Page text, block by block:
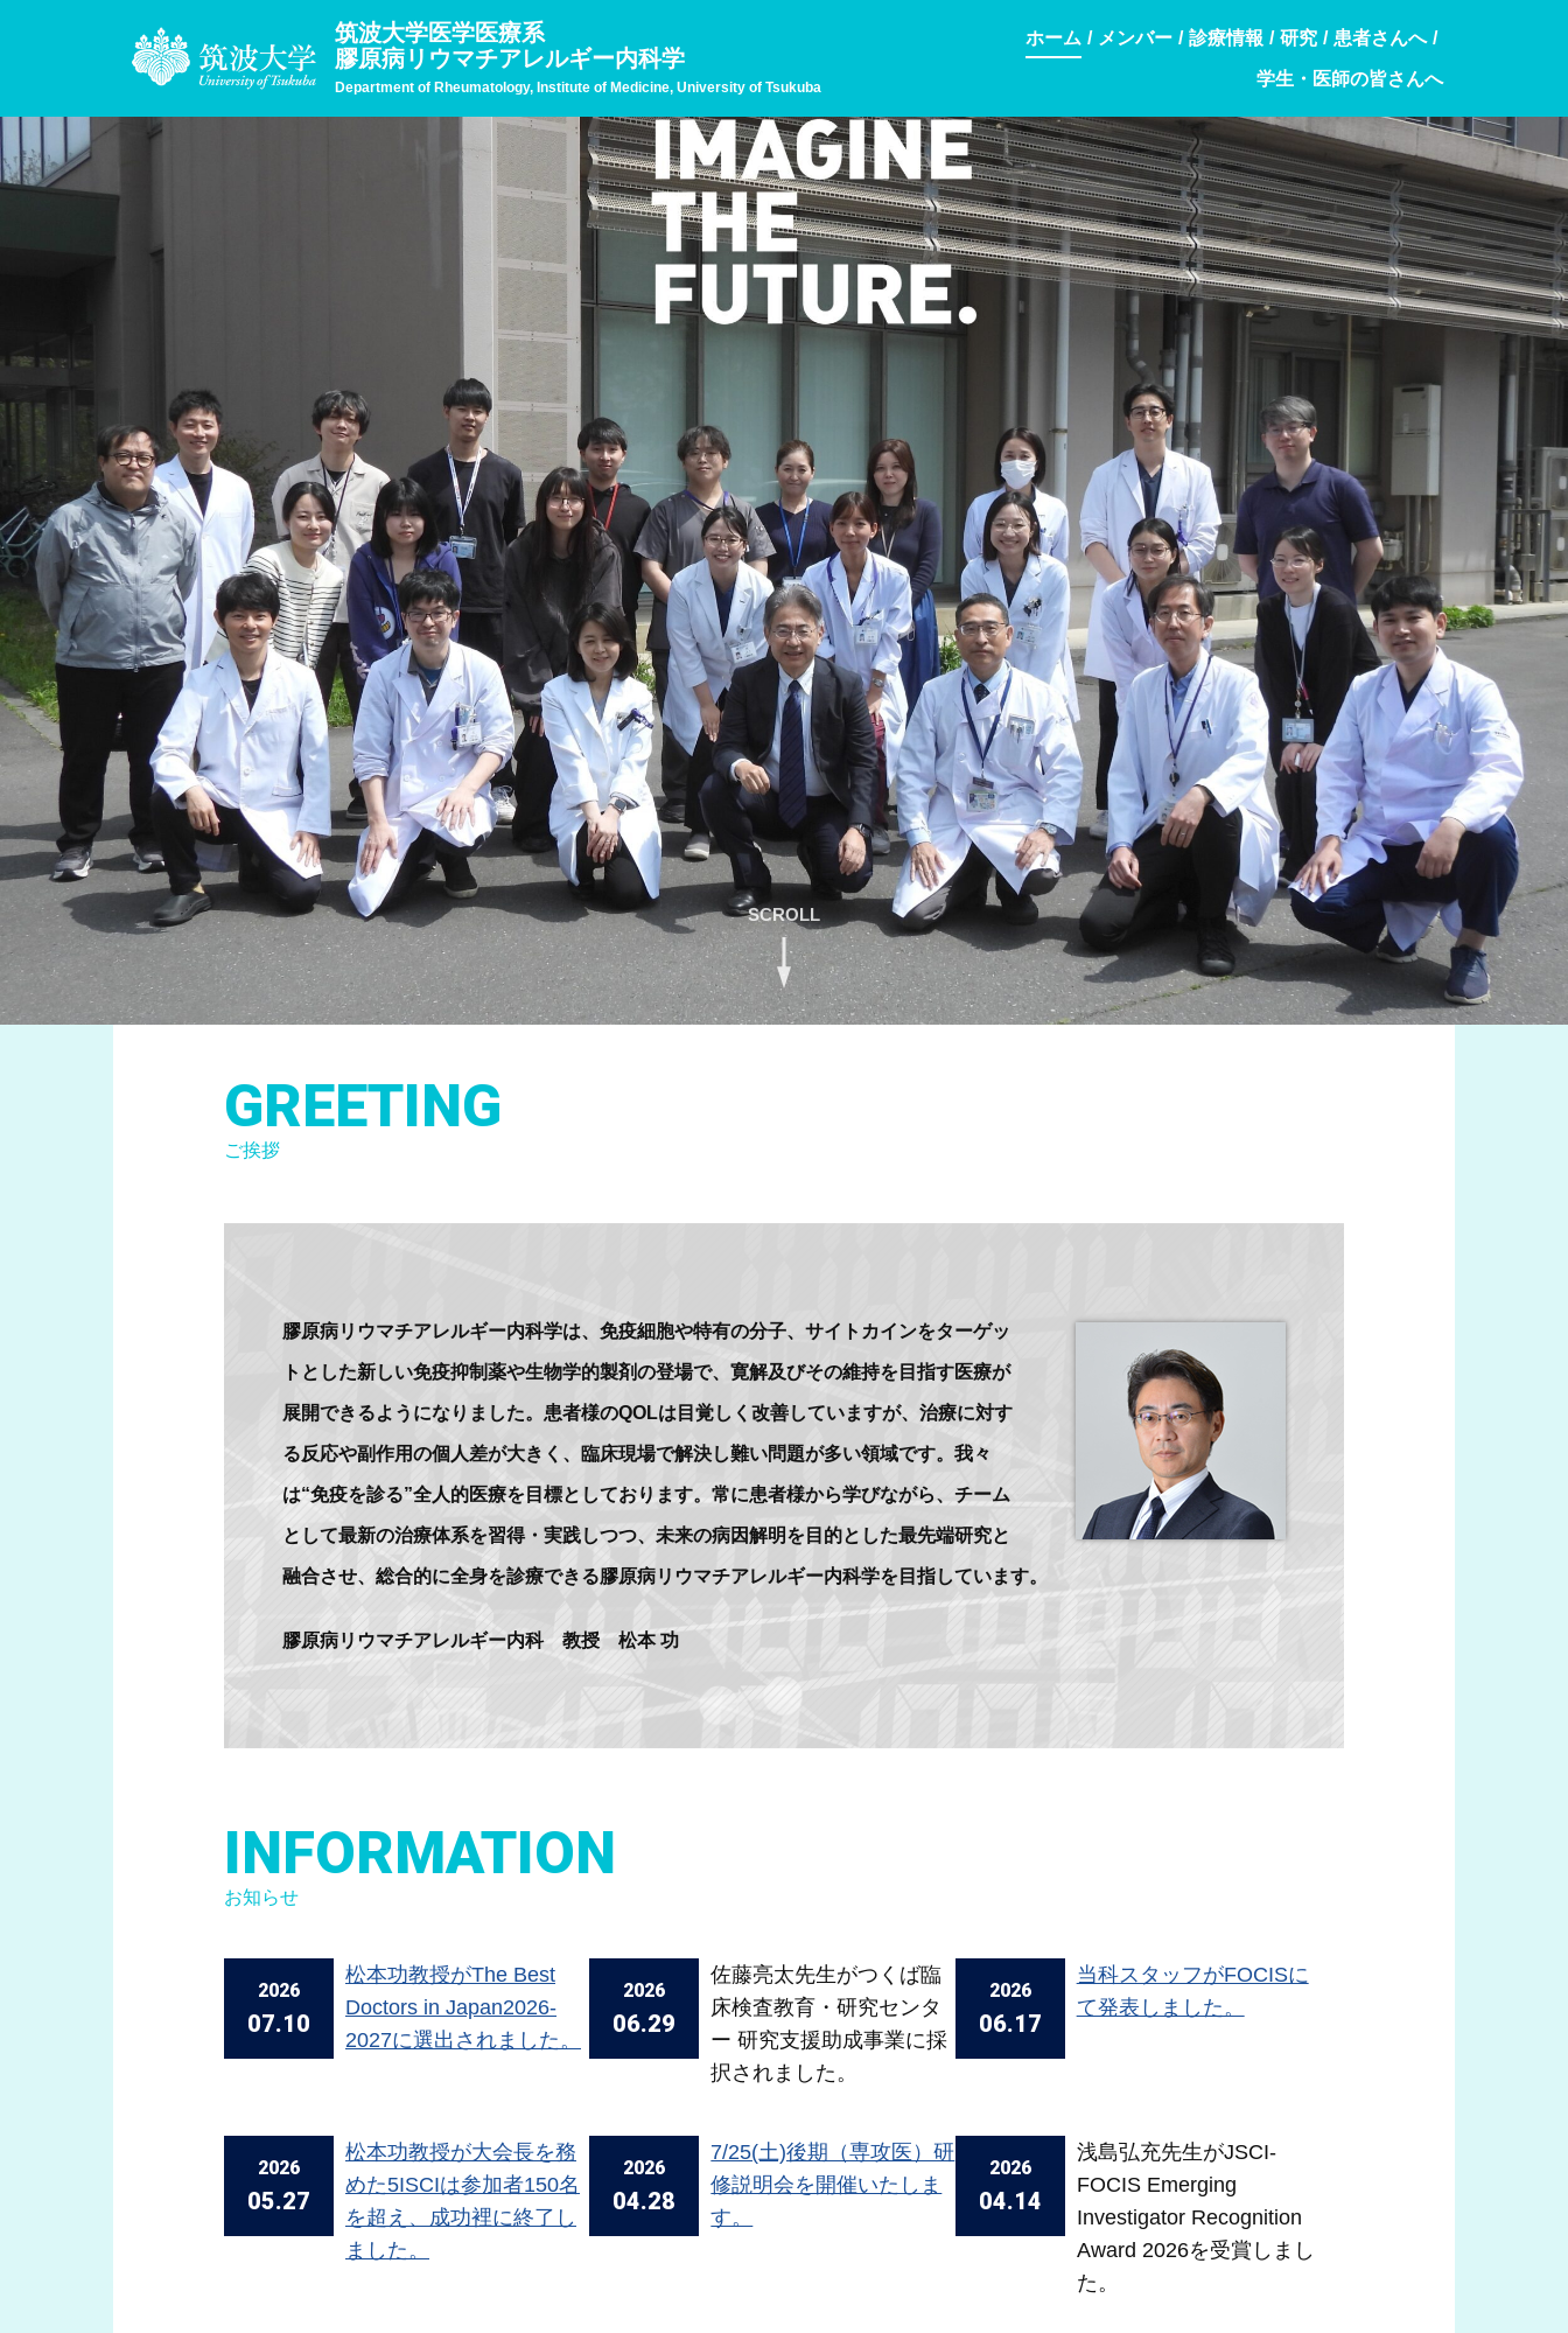
筑波大学医学医療系
膠原病リウマチアレルギー内科学
Department of Rheumatology, Institute of Medicine, University of Tsukuba
ホーム メンバー 診療情報 研究 患者さんへ
学生・医師の皆さんへ
SCROLL
GREETING
ご挨拶
膠原病リウマチアレルギー内科学は、免疫細胞や特有の分子、サイトカインをターゲッ
トとした新しい免疫抑制薬や生物学的製剤の登場で、寛解及びその維持を目指す医療が
展開できるようになりました。患者様のQOLは目覚しく改善していますが、治療に対す
る反応や副作用の個人差が大きく、臨床現場で解決し難い問題が多い領域です。我々
は“免疫を診る”全人的医療を目標としております。常に患者様から学びながら、チーム
として最新の治療体系を習得・実践しつつ、未来の病因解明を目的とした最先端研究と
融合させ、総合的に全身を診療できる膠原病リウマチアレルギー内科学を目指しています。
膠原病リウマチアレルギー内科 教授 松本 功
INFORMATION
お知らせ
2026
07.10
松本功教授がThe Best
Doctors in Japan2026-
2027に選出されました。
2026
06.29
佐藤亮太先生がつくば臨
床検査教育・研究センタ
ー 研究支援助成事業に採
択されました。
2026
06.17
当科スタッフがFOCISに
て発表しました。
2026
05.27
松本功教授が大会長を務
めた5ISCIは参加者150名
を超え、成功裡に終了し
ました。
2026
04.28
7/25(土)後期（専攻医）研
修説明会を開催いたしま
す。
2026
04.14
浅島弘充先生がJSCI-
FOCIS Emerging
Investigator Recognition
Award 2026を受賞しまし
た。